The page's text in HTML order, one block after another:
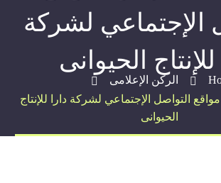
الإجتماعي لشركة
للإنتاج الحيوانى
الركن الإعلامى
التواصل الإجتماعي لشركة دارا للإنتاج
الحيوانى